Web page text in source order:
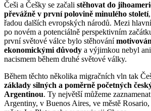
Češi a Češky se začali stěhovat do
převážně v první polovině minulého století
řadou dalších evropských národů. Mezi
po novém a potenciálně perspektivním
první světové válce bylo stěhování
ekonomickými důvody a výjimkou nebyl
nacismem během druhé světové války.
Během těchto několika migračních vln tak
základy silných a poměrně početných
Argentinou. Ty největší můžeme
Argentiny, v Buenos Aires, ve městě